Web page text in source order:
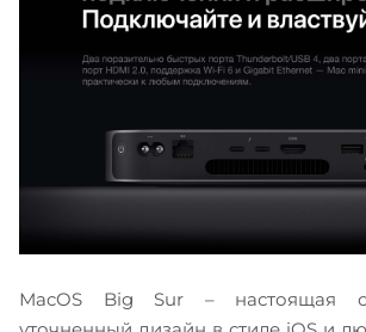
МacOS Big Sur – настоящая